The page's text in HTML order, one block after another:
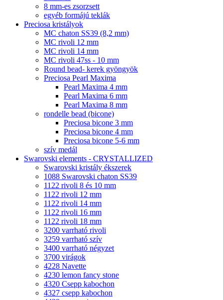
8 mm-es zsorzsett
egyéb formájú teklák
Preciosa kristályok
MC chaton SS39 (8,2 mm)
MC rivoli 12 mm
MC rivoli 14 mm
MC rivoli 47ss - 10 mm
Round bead- kerek gyöngyök
Preciosa Pearl Maxima
Pearl Maxima 4 mm
Pearl Maxima 6 mm
Pearl Maxima 8 mm
rondelle bead (bicone)
Preciosa bicone 3 mm
Preciosa bicone 4 mm
Preciosa bicone 5-6 mm
szív medál
Swarovski elements - CRYSTALLIZED
Swarovski kristály ékszerek
1088 Swarovski chaton SS39
1122 rivoli 8 és 10 mm
1122 rivoli 12 mm
1122 rivoli 14 mm
1122 rivoli 16 mm
1122 rivoli 18 mm
3200 varrható rivoli
3259 varrható szív
3400 varrható négyzet
3700 virágok
4228 Navette
4230 lemon fancy stone
4320 Csepp kabochon
4327 csepp kabochon